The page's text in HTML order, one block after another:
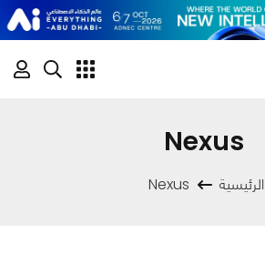
Nexus
الرئيسية Nexus